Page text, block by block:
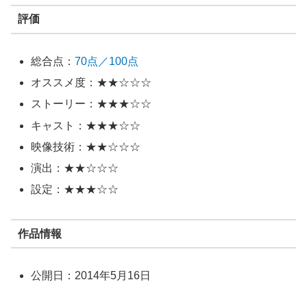
評価
総合点：70点／100点
オススメ度：★★☆☆☆
ストーリー：★★★☆☆
キャスト：★★★☆☆
映像技術：★★☆☆☆
演出：★★☆☆☆
設定：★★★☆☆
作品情報
公開日：2014年5月16日